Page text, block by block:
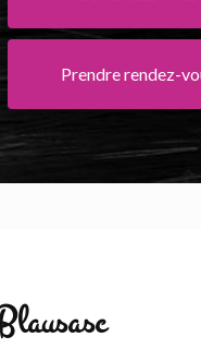
Prendre rendez-